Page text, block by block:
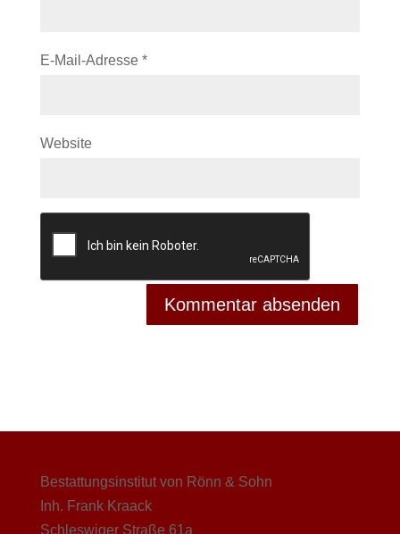
E-Mail-Adresse *
Website
Bestattungsinstitut von Rönn & Sohn
Inh. Frank Kraack
Schleswiger Straße 61a